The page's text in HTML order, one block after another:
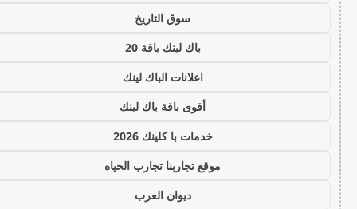
سوق التاريخ
باك لينك باقة 20
اعلانات الباك لينك
أقوى باقة باك لينك
خدمات با كلينك 2026
موقع تجاربنا تجارب الحياه
ديوان العرب